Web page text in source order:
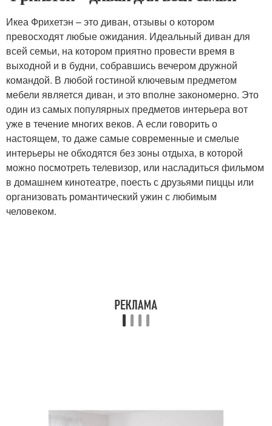
Икеа Фрихетэн – это диван, отзывы о котором
превосходят любые ожидания. Идеальный диван для
всей семьи, на котором приятно провести время в
выходной и в будни, собравшись вечером дружной
командой. В любой гостиной ключевым предметом
мебели является диван, и это вполне закономерно. Это
один из самых популярных предметов интерьера вот
уже в течение многих веков. А если говорить о
настоящем, то даже самые современные и смелые
интерьеры не обходятся без зоны отдыха, в которой
можно посмотреть телевизор, или насладиться фильмом
в домашнем кинотеатре, поесть с друзьями пиццы или
организовать романтический ужин с любимым
человеком.